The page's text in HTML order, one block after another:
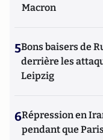
Macron
5Bons baisers de
derrière les
Leipzig
6Répression en
pendant que